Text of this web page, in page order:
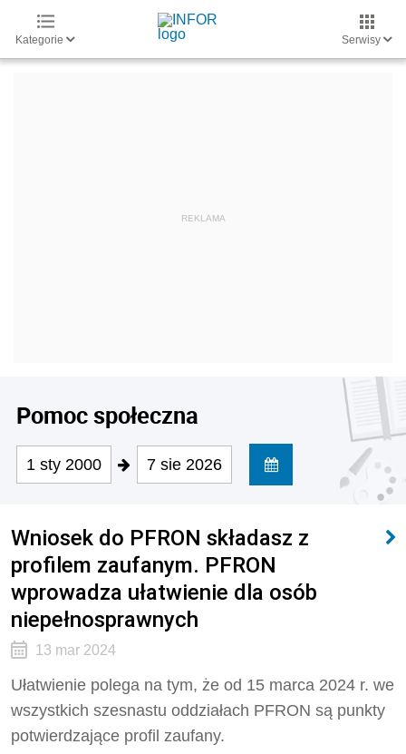
Kategorie Serwisy
Pomoc społeczna
1 sty 2000 7 sie 2026
Wniosek do PFRON składasz z
profilem zaufanym. PFRON
wprowadza ułatwienie dla osób
niepełnosprawnych
13 mar 2024
Ułatwienie polega na tym, że od 15 marca 2024 r. we
wszystkich szesnastu oddziałach PFRON są punkty
potwierdzające profil zaufany.